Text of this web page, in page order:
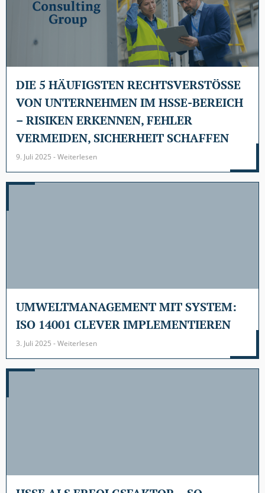
DIE 5 HÄUFIGSTEN RECHTSVERSTÖSSE V
ON UNTERNEHMEN IM HSSE-BEREICH –
RISIKEN ERKENNEN, FEHLER V
ERMEIDEN, SICHERHEIT SCHAFFEN
9. Juli 2025 - Weiterlesen
UMWELTMANAGEMENT MIT SYSTEM:
ISO 14001 CLEVER IMPLEMENTIEREN
3. Juli 2025 - Weiterlesen